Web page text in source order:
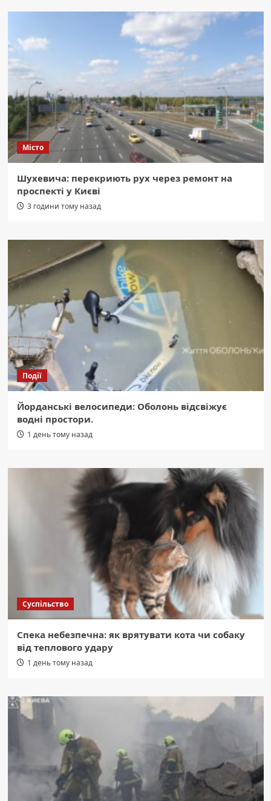
Місто
Шухевича: перекриють рух через ремонт на
проспекті у Києві
3 години тому назад
Події
Йорданські велосипеди: Оболонь відсвіжує
водні простори.
1 день тому назад
Суспільство
Спека небезпечна: як врятувати кота чи собаку
від теплового удару
1 день тому назад